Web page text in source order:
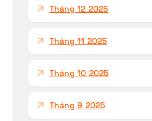
Tháng 12 2025
Tháng 11 2025
Tháng 10 2025
Tháng 9 2025